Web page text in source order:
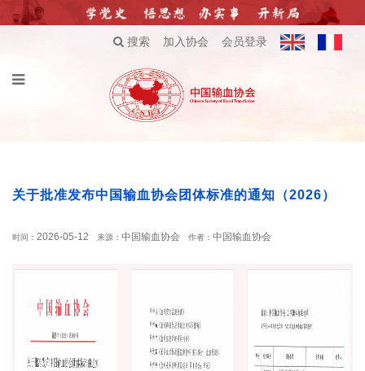
搜索 加入协会 会员登录
关于批准发布中国输血协会团体标准的通知（2026）
时间： 2026-05-12 来源： 中国输血协会 作者： 中国输血协会